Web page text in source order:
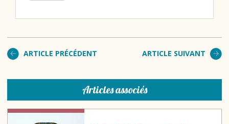
ARTICLE PRÉCÉDENT ARTICLE SUIVANT
Articles associés